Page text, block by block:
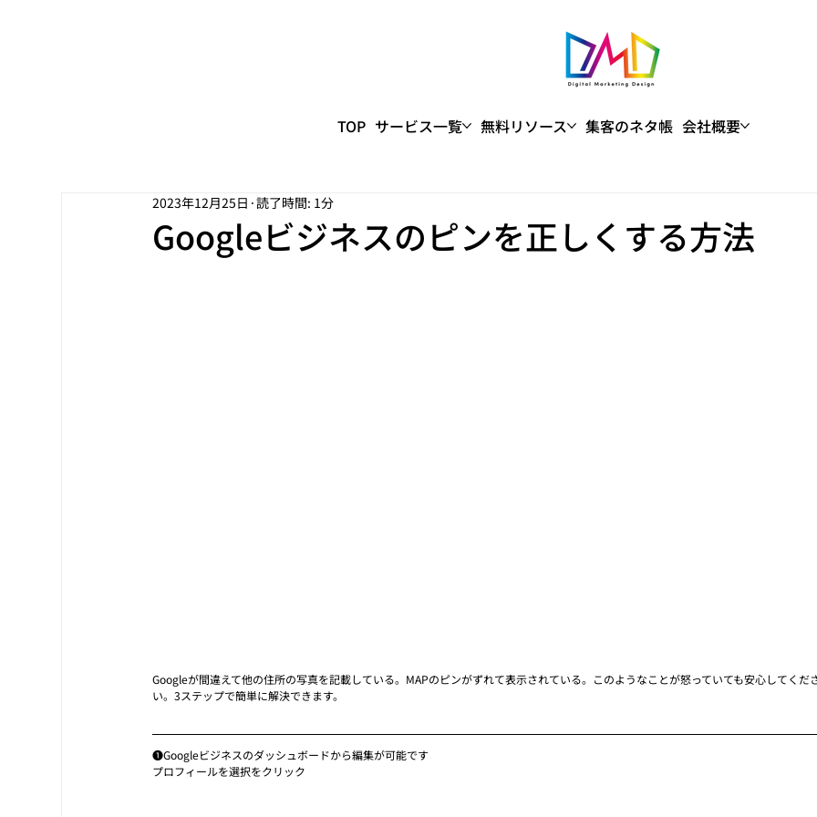
TOP サービス一覧 無料リソース 集客のネタ帳 会社概要
Googleビジネスのピンを正しくする方法
2023年12月25日 読了時間: 1分
Googleが間違えて他の住所の写真を記載している。MAPのピンがずれて表示されている。このようなことが怒っていても安心してくだ
い。3ステップで簡単に解決できます。
❶Googleビジネスのダッシュボードから編集が可能です
プロフィールを選択をクリック